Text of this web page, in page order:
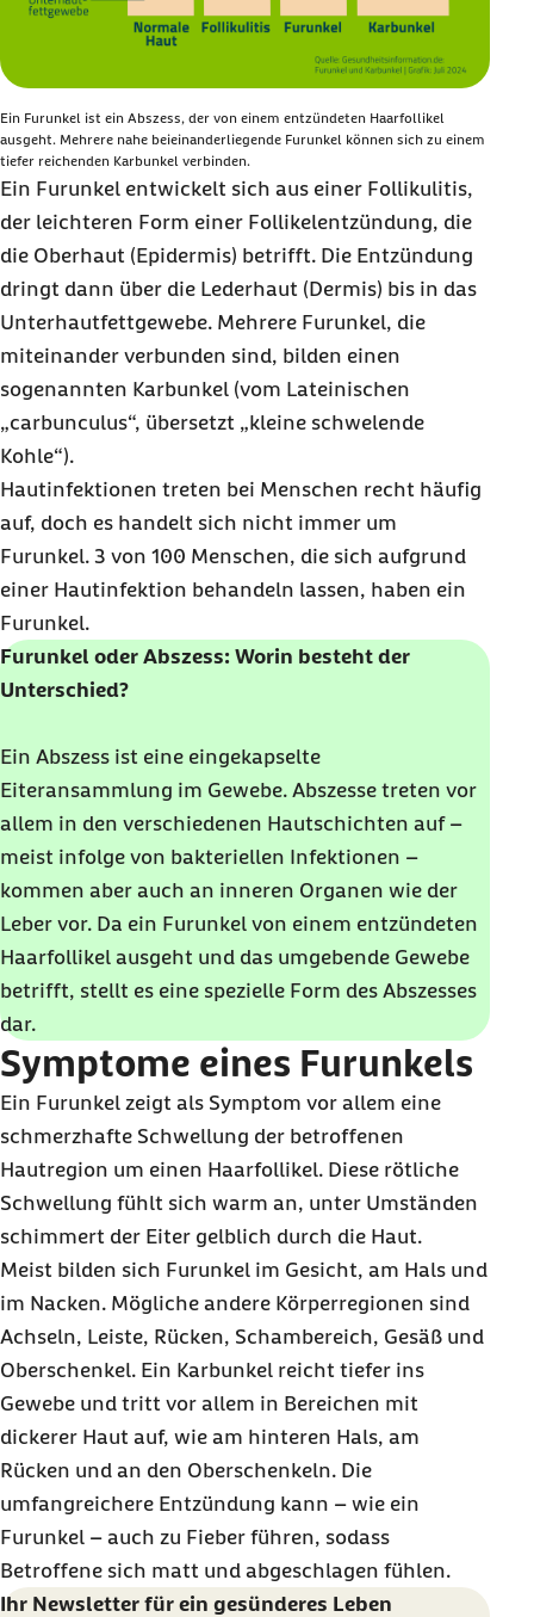
Ein Furunkel ist ein Abszess, der von einem entzündeten Haarfollikel
ausgeht. Mehrere nahe beieinanderliegende Furunkel können sich zu einem
tiefer reichenden Karbunkel verbinden.
Ein Furunkel entwickelt sich aus einer Follikulitis,
der leichteren Form einer Follikelentzündung, die
die Oberhaut (Epidermis) betrifft. Die Entzündung
dringt dann über die Lederhaut (Dermis) bis in das
Unterhautfettgewebe. Mehrere Furunkel, die
miteinander verbunden sind, bilden einen
sogenannten Karbunkel (vom Lateinischen
„carbunculus“, übersetzt „kleine schwelende
Kohle“).
Hautinfektionen treten bei Menschen recht häufig
auf, doch es handelt sich nicht immer um
Furunkel. 3 von 100 Menschen, die sich aufgrund
einer Hautinfektion behandeln lassen, haben ein
Furunkel.
Furunkel oder Abszess: Worin besteht der
Unterschied?
Ein Abszess ist eine eingekapselte
Eiteransammlung im Gewebe. Abszesse treten vor
allem in den verschiedenen Hautschichten auf –
meist infolge von bakteriellen Infektionen –
kommen aber auch an inneren Organen wie der
Leber vor. Da ein Furunkel von einem entzündeten
Haarfollikel ausgeht und das umgebende Gewebe
betrifft, stellt es eine spezielle Form des Abszesses
dar.
Symptome eines Furunkels
Ein Furunkel zeigt als Symptom vor allem eine
schmerzhafte Schwellung der betroffenen
Hautregion um einen Haarfollikel. Diese rötliche
Schwellung fühlt sich warm an, unter Umständen
schimmert der Eiter gelblich durch die Haut.
Meist bilden sich Furunkel im Gesicht, am Hals und
im Nacken. Mögliche andere Körperregionen sind
Achseln, Leiste, Rücken, Schambereich, Gesäß und
Oberschenkel. Ein Karbunkel reicht tiefer ins
Gewebe und tritt vor allem in Bereichen mit
dickerer Haut auf, wie am hinteren Hals, am
Rücken und an den Oberschenkeln. Die
umfangreichere Entzündung kann – wie ein
Furunkel – auch zu Fieber führen, sodass
Betroffene sich matt und abgeschlagen fühlen.
Ihr Newsletter für ein gesünderes Leben